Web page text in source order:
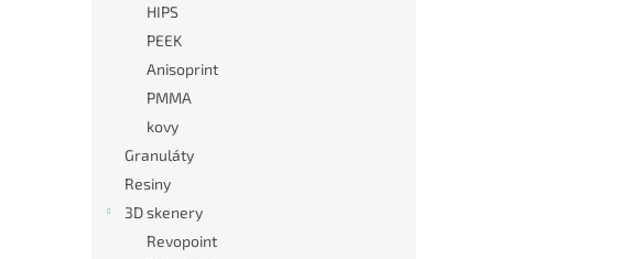
HIPS
PEEK
Anisoprint
PMMA
kovy
Granuláty
Resiny
3D skenery
Revopoint